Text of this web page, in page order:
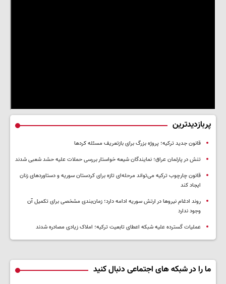
پربازدیدترین
قانون جدید ترکیه؛ پروژه بزرگ‌ برای بازتعریف مسئله کردها
تنش در پارلمان عراق؛ نمایندگان شیعه خواستار بررسی حملات علیه حشد شعبی شدند
قانون چارچوب ترکیه می‌تواند مرحله‌ای تازه برای کردستان سوریه و دستاوردهای زنان
ایجاد کند
روند ادغام نیروها در ارتش سوریه ادامه دارد؛ زمان‌بندی مشخصی برای تکمیل آن
وجود ندارد
عملیات گسترده علیه شبکه اعطای تابعیت ترکیه؛ املاک زیادی مصادره شدند
ما را در شبکه های اجتماعی دنبال کنید